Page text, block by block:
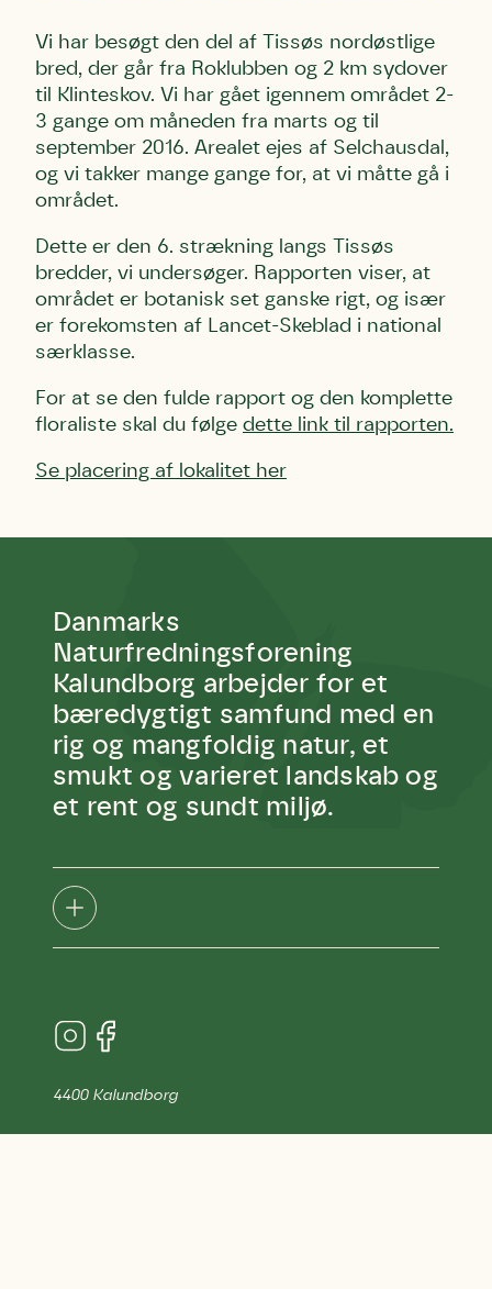
Vi har besøgt den del af Tissøs nordøstlige
bred, der går fra Roklubben og 2 km sydover
til Klinteskov. Vi har gået igennem området 2-
3 gange om måneden fra marts og til
september 2016. Arealet ejes af Selchausdal,
og vi takker mange gange for, at vi måtte gå i
området.
Dette er den 6. strækning langs Tissøs
bredder, vi undersøger. Rapporten viser, at
området er botanisk set ganske rigt, og især
er forekomsten af Lancet-Skeblad i national
særklasse.
For at se den fulde rapport og den komplette
floraliste skal du følge dette link til rapporten.
Se placering af lokalitet her
Danmarks
Naturfredningsforening
Kalundborg arbejder for et
bæredygtigt samfund med en
rig og mangfoldig natur, et
smukt og varieret landskab og
et rent og sundt miljø.
4400 Kalundborg
Linie 1
Test
Hjørring
Linie 2
Danmarks Naturfredningsforening må gerne kontakte mig
med nyt om sagen samt fremtidige
underskriftindsamlinger og andre støttemuligheder. Jeg
kan til enhver tid tilbagekalde dette samtykke ved at
kontakte persondata@dn.dk
Første punkt
Endelig er kvashegnet også et godt
hjem for jordhumle, der nok er den
mest kendte af de danske humlebiarter.
Den store humlebi – eller brumbasse
Andet punkt
Humlebier bestøver effektivt blomster
og afgrøder i din have.
Danmarks Naturfredningsforening må gerne kontakte mig
med nyt om sagen samt fremtidige
underskriftindsamlinger og andre støttemuligheder. Jeg
kan til enhver tid tilbagekalde dette samtykke ved at
kontakte persondata@dn.dk
Storken tilbage til Kolding
Danmarks Naturfredningsforening må gerne kontakte mig
med nyt om sagen samt fremtidige
underskriftindsamlinger og andre støttemuligheder. Jeg
kan til enhver tid tilbagekalde dette samtykke ved at
kontakte persondata@dn.dk